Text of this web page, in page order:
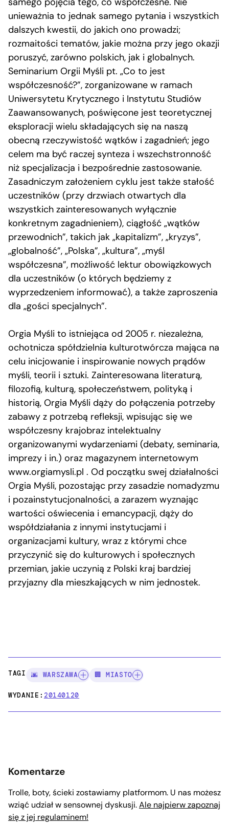
unieważnia to jednak samego pytania i wszystkich
dalszych kwestii, do jakich ono prowadzi;
rozmaitości tematów, jakie można przy jego okazji
poruszyć, zarówno polskich, jak i globalnych.
Seminarium Orgii Myśli pt. „Co to jest
współczesność?”, zorganizowane w ramach
Uniwersytetu Krytycznego i Instytutu Studiów
Zaawansowanych, poświęcone jest teoretycznej
eksploracji wielu składających się na naszą
obecną rzeczywistość wątków i zagadnień; jego
celem ma być raczej synteza i wszechstronność
niż specjalizacja i bezpośrednie zastosowanie.
Zasadniczym założeniem cyklu jest także stałość
uczestników (przy drzwiach otwartych dla
wszystkich zainteresowanych wyłącznie
konkretnym zagadnieniem), ciągłość „wątków
przewodnich”, takich jak „kapitalizm”, „kryzys”,
„globalność”, „Polska”, „kultura”, „myśl
współczesna”, możliwość lektur obowiązkowych
dla uczestników (o których będziemy z
wyprzedzeniem informować), a także zaproszenia
dla „gości specjalnych”.
Orgia Myśli to istniejąca od 2005 r. niezależna,
ochotnicza spółdzielnia kulturotwórcza mająca na
celu inicjowanie i inspirowanie nowych prądów
myśli, teorii i sztuki. Zainteresowana literaturą,
filozofią, kulturą, społeczeństwem, polityką i
historią, Orgia Myśli dąży do połączenia potrzeby
zabawy z potrzebą refleksji, wpisując się we
współczesny krajobraz intelektualny
organizowanymi wydarzeniami (debaty, seminaria,
imprezy i in.) oraz magazynem internetowym
www.orgiamysli.pl . Od początku swej działalności
Orgia Myśli, pozostając przy zasadzie nomadyzmu
i pozainstytucjo­nal­ności, a zarazem wyznając
wartości oświecenia i emancypacji, dąży do
współdziałania z innymi instytucjami i
organizacjami kultury, wraz z którymi chce
przyczynić się do kulturowych i społecznych
przemian, jakie uczynią z Polski kraj bardziej
przyjazny dla mieszkających w nim jednostek.
TAGI: 🌆 WARSZAWA 🏢 MIASTO
WYDANIE:20140120
Komentarze
Trolle, boty, ścieki zostawiamy platformom. U nas możesz
wziąć udział w sensownej dyskusji.Ale najpierw zapoznaj
się z jej regulaminem!